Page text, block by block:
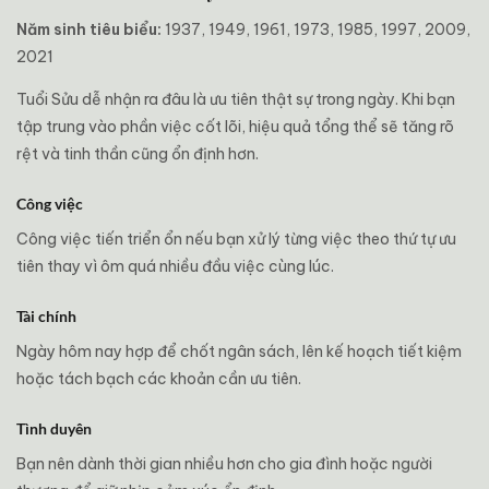
Năm sinh tiêu biểu: 1937, 1949, 1961, 1973, 1985, 1997, 2009,
2021
Tuổi Sửu dễ nhận ra đâu là ưu tiên thật sự trong ngày. Khi bạn
tập trung vào phần việc cốt lõi, hiệu quả tổng thể sẽ tăng rõ
rệt và tinh thần cũng ổn định hơn.
Công việc
Công việc tiến triển ổn nếu bạn xử lý từng việc theo thứ tự ưu
tiên thay vì ôm quá nhiều đầu việc cùng lúc.
Tài chính
Ngày hôm nay hợp để chốt ngân sách, lên kế hoạch tiết kiệm
hoặc tách bạch các khoản cần ưu tiên.
Tình duyên
Bạn nên dành thời gian nhiều hơn cho gia đình hoặc người